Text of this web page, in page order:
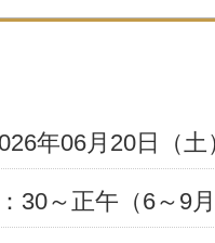
年06月20日（
30～正午（6～9